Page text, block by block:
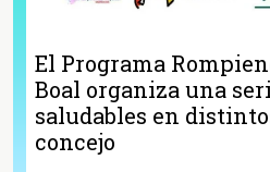
El Programa
Boal organiza una
saludables en
concejo